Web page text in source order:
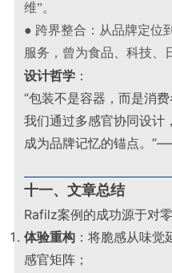
维”。
● 跨界整合：从品牌定位
服务，曾为食品、科技、
设计哲学 ：
“包装不是容器，而是消
我们通过多感官协同设计
成为品牌记忆的锚点。
十一、文章总结
Rafilz案例的成功源于对
体验重构 ：将脆感从味
感官矩阵；